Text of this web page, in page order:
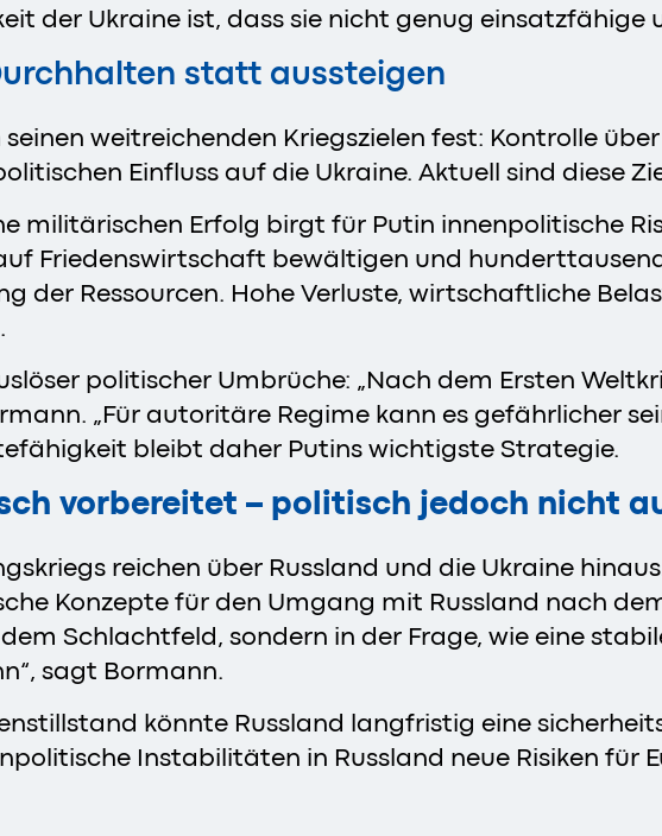
der Ukraine ist, dass sie nicht genug einsatzfähige
statt aussteigen
weitreichenden Kriegszielen fest: Kontrolle
Einfluss auf die Ukraine. Aktuell sind diese
militärischen Erfolg birgt für Putin innenpolitische
Friedenswirtschaft bewältigen und
der Ressourcen. Hohe Verluste, wirtschaftliche
politischer Umbrüche: „Nach dem Ersten
„Für autoritäre Regime kann es gefährlicher
bleibt daher Putins wichtigste Strategie.
vorbereitet – politisch jedoch nicht
reichen über Russland und die Ukraine
Konzepte für den Umgang mit Russland nach
Schlachtfeld, sondern in der Frage, wie eine
sagt Bormann.
könnte Russland langfristig eine
Instabilitäten in Russland neue Risiken für